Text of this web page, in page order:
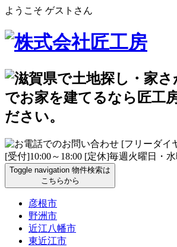
ようこそ ゲストさん
Toggle navigation 物件検索は
こちらから
彦根市
野洲市
近江八幡市
東近江市